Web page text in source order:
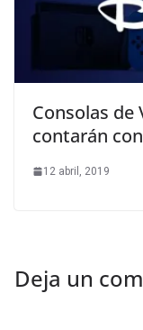
Consolas de
contarán
12 abril, 2019
Deja un